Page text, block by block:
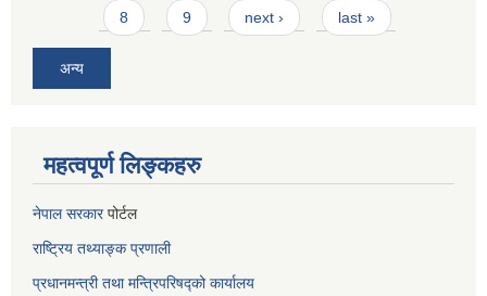
8 9 next › last »
अन्य
महत्वपूर्ण लिङ्कहरु
नेपाल सरकारपोर्टल
राष्ट्रिय तथ्याङ्क प्रणाली
प्रधानमन्त्री तथा मन्त्रिपरिषद्को कार्यालय